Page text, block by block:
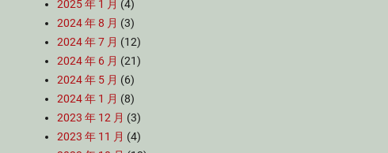
2025 年 1 月 (4)
2024 年 8 月 (3)
2024 年 7 月 (12)
2024 年 6 月 (21)
2024 年 5 月 (6)
2024 年 1 月 (8)
2023 年 12 月 (3)
2023 年 11 月 (4)